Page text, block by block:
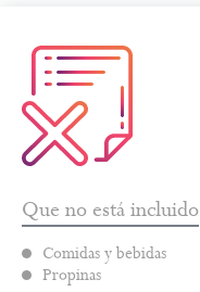
Que no está incluido
Comidas y bebidas
Propinas